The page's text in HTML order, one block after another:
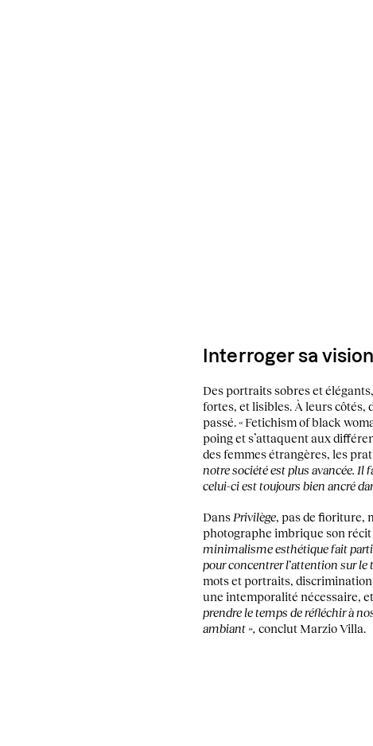
Interroger sa
Des portraits sobres et
fortes, et lisibles. À leurs côtés,
passé. « Fetichism of black
poing et s’attaquent aux
des femmes étrangères, les
notre société est plus avancée. Il
celui-ci est toujours bien ancré
Dans Privilège, pas de fioriture,
photographe imbrique son récit
minimalisme esthétique fait
pour concentrer l’attention sur le
mots et portraits,
une intemporalité nécessaire,
prendre le temps de réfléchir à
ambiant », conclut Marzio Villa.